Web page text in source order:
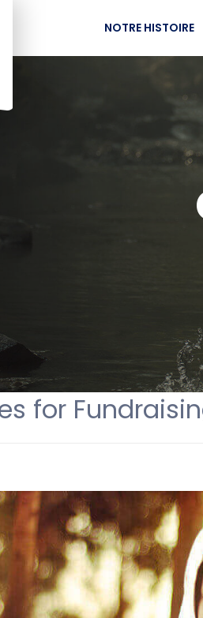
NOTRE HISTOIRE
for